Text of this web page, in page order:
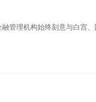
管理机构始终刻意与白宫、